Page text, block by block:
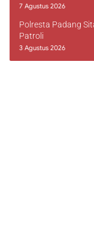
7 Agustus 2026
Polresta Padang
Patroli
3 Agustus 2026